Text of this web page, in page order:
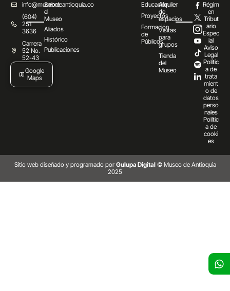
info@museodeantioquia.co
(604)
251
3636
Carrera
52 No.
52-43
Google
Maps
Sobre
el
Museo
Aliados
Histórico
Publicaciones
Educación
Proyectos
Formación
de
Públicos
Alquiler
de
espacios
Visitas
para
grupos
Tienda
del
Museo
Régim
en
Tribut
ario
Espec
ial
Aviso
Legal
Polític
a de
trata
mient
o de
datos
perso
nales
Polític
a de
cooki
es
Sitio web diseñado y programado por Gulupa Digital© Museo de Antioquia
2025